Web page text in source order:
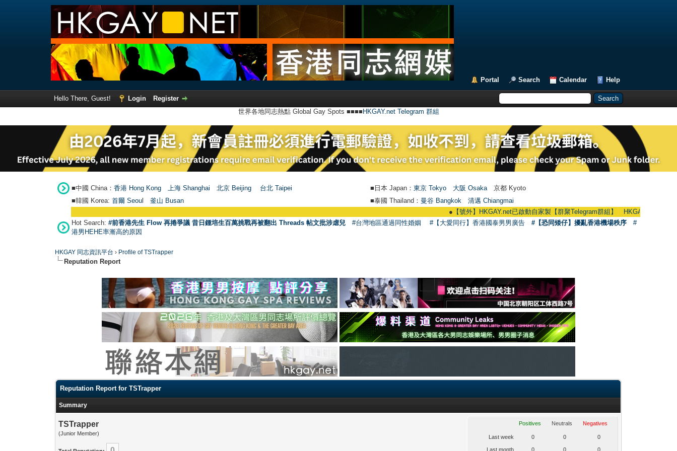
Portal Search Calendar Help
Hello There, Guest! Login
Register
世界各地同志熱點 Global Gay Spots ■■■■ HKGAY.net Telegram 群組
■中國 China： 香港 Hong Kong 上海 Shanghai 北京 Beijing 台北 Taipei ■日本 Japan： 東京 Tokyo 大阪 Osaka 京都 Kyoto
■韓國 Korea: 首爾 Seou 釜山 Busan ■泰國 Thailand： 曼谷 Bangkok
清邁 Chiangmai
【號外】HKGAY.net已啟動自家製【群聚Telegram群組】 HKGAY.net has
Hot Search: #前香港先生 Flow 再捲爭議 昔日鍾培生百萬挑戰再被翻出 Threads 帖文批涉虐兒 #台灣地區通過同性婚姻 #【大愛同行】香港國泰男男廣告 #【恐同矮仔】擾亂香港機場秩序
#
港男HEHE率漸高的原因
HKGAY 同志資訊平台 › Profile of TSTrapper
Reputation Report
Reputation Report for TSTrapper
Summary
TSTrapper
(Junior Member)
Positives Neutrals Negatives
Last week 0 0 0
Last month 0 0 0